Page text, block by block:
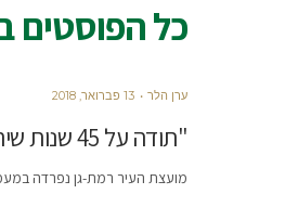
כל הפוסטים
ערן הלר 13 פברואר, 2018
"תודה על 45 שנות שירות למען תושבי רמת-גן"
מועצת העיר רמת-גן נפרדה